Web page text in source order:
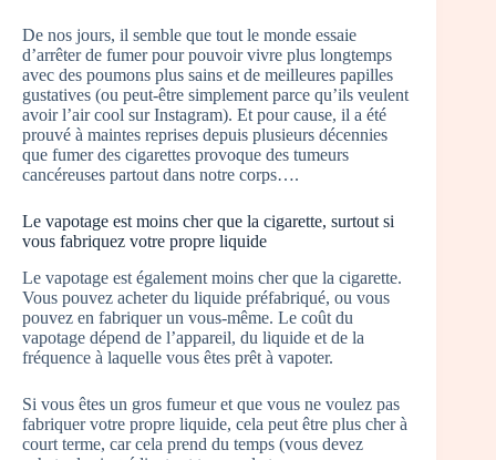
De nos jours, il semble que tout le monde essaie
d’arrêter de fumer pour pouvoir vivre plus longtemps
avec des poumons plus sains et de meilleures papilles
gustatives (ou peut-être simplement parce qu’ils veulent
avoir l’air cool sur Instagram). Et pour cause, il a été
prouvé à maintes reprises depuis plusieurs décennies
que fumer des cigarettes provoque des tumeurs
cancéreuses partout dans notre corps….
Le vapotage est moins cher que la cigarette, surtout si
vous fabriquez votre propre liquide
Le vapotage est également moins cher que la cigarette.
Vous pouvez acheter du liquide préfabriqué, ou vous
pouvez en fabriquer un vous-même. Le coût du
vapotage dépend de l’appareil, du liquide et de la
fréquence à laquelle vous êtes prêt à vapoter.
Si vous êtes un gros fumeur et que vous ne voulez pas
fabriquer votre propre liquide, cela peut être plus cher à
court terme, car cela prend du temps (vous devez